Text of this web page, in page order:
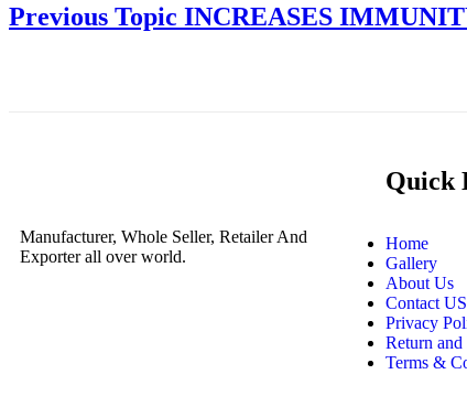
Previous Topic INCREASES
Manufacturer, Whole Seller, Retailer And
Exporter all over world.
Quick
Home
Gallery
About Us
Contact US
Privacy
Return
Terms &